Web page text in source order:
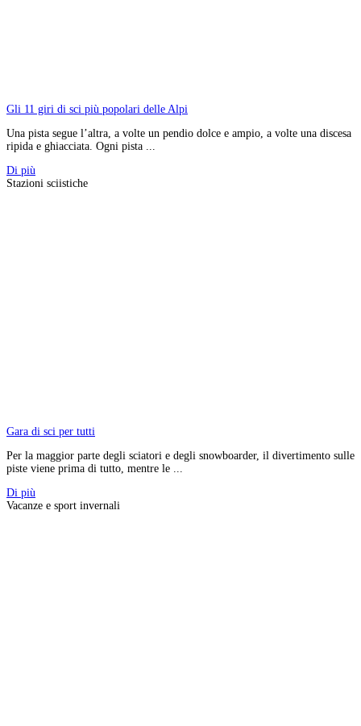
Gli 11 giri di sci più popolari delle Alpi
Una pista segue l’altra, a volte un pendio dolce e ampio, a volte una discesa
ripida e ghiacciata. Ogni pista ...
Di più
Stazioni sciistiche
Gara di sci per tutti
Per la maggior parte degli sciatori e degli snowboarder, il divertimento sulle
piste viene prima di tutto, mentre le ...
Di più
Vacanze e sport invernali